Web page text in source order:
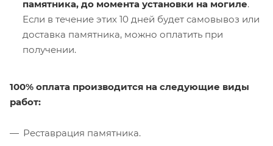
памятника, до момента установки на могиле.
Если в течение этих 10 дней будет самовывоз или
доставка памятника, можно оплатить при
получении.
100% оплата производится на следующие виды
работ:
Реставрация памятника.